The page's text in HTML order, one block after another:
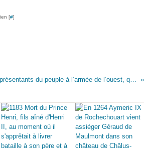
[#]
Lettre des représentants du peuple à l’armée de l’ouest, qui annonce à la Convention la destruction totale des rebelles de la Vendée par les troupes françaises, et qui contient des détails très- circonstanciés sur cette victoire éclatante.